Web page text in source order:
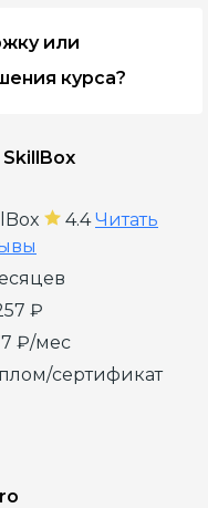
Это может
или
или
курса?
консультации
на практике.
4.4Читать
₽
₽/мес
сертификат